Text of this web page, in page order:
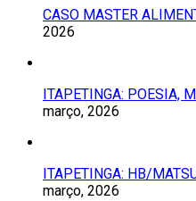
CASO MASTER
2026
ITAPETINGA: POESIA,
março, 2026
ITAPETINGA: HB/
março, 2026